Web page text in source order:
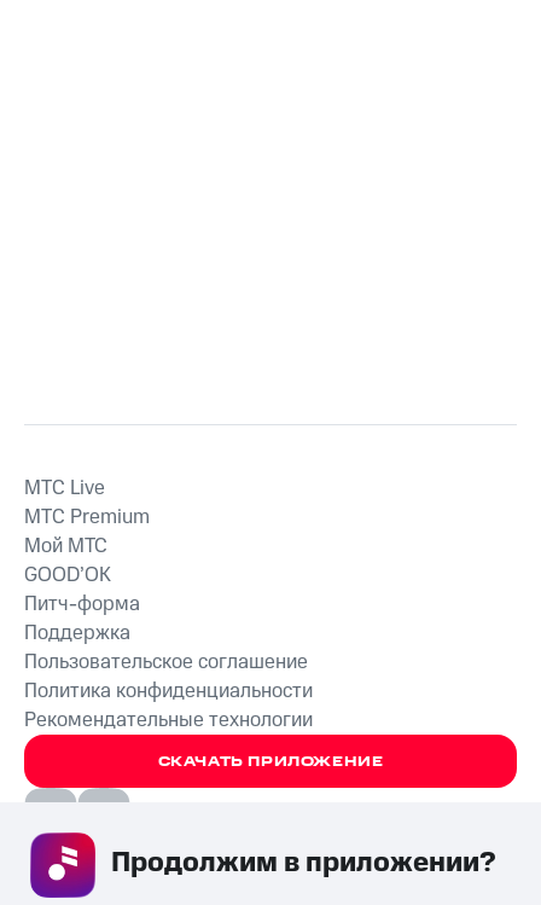
СКАЧАТЬ ПРИЛОЖЕНИЕ
MTС Live
MTС Premium
Мой МТС
GOOD’OK
Питч-форма
Поддержка
Пользовательское соглашение
Политика конфиденциальности
Рекомендательные технологии
Продолжим в приложении?